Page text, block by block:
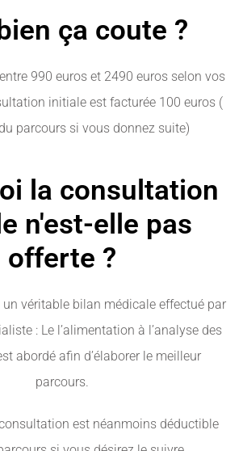
ça coute ?
990 euros et 2490 euros selon vos
initiale est facturée 100 euros (
parcours si vous donnez suite)
la consultation
n'est-elle pas
offerte ?
véritable bilan médicale effectué par
: Le l’alimentation à l’analyse des
abordé afin d’élaborer le meilleur
parcours.
est néanmoins déductible